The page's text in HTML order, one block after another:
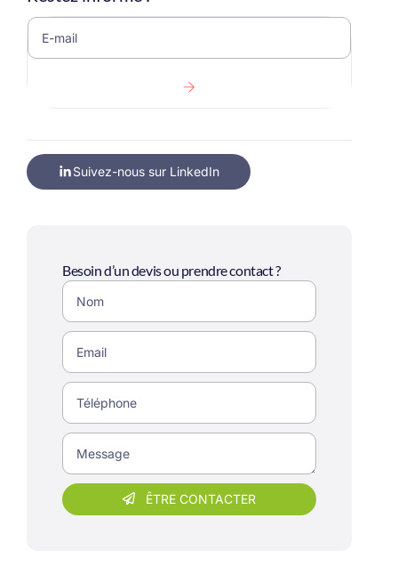
Suivez-nous sur LinkedIn
Besoin d’un devis ou prendre contact ?
ÊTRE CONTACTER